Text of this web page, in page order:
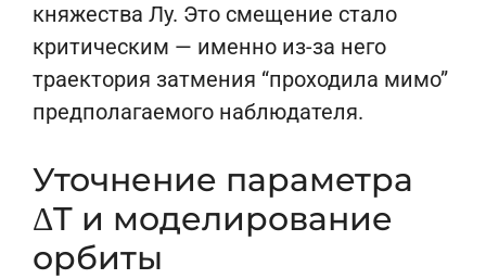
княжества Лу. Это смещение стало
критическим — именно из-за него
траектория затмения “проходила мимо”
предполагаемого наблюдателя.
Уточнение параметра
ΔT и моделирование
орбиты